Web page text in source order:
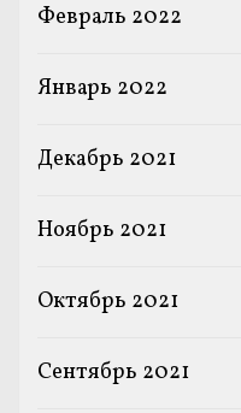
Февраль 2022
Январь 2022
Декабрь 2021
Ноябрь 2021
Октябрь 2021
Сентябрь 2021